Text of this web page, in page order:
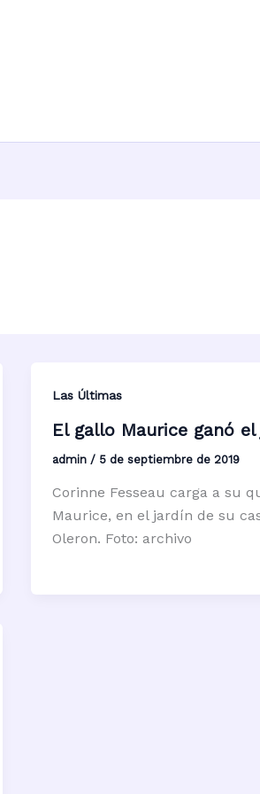
Las Últimas
El gallo Maurice ganó
admin / 5 de septiembre de 2019
Corinne Fesseau carga a su
Maurice, en el jardín de su
Oleron. Foto: archivo